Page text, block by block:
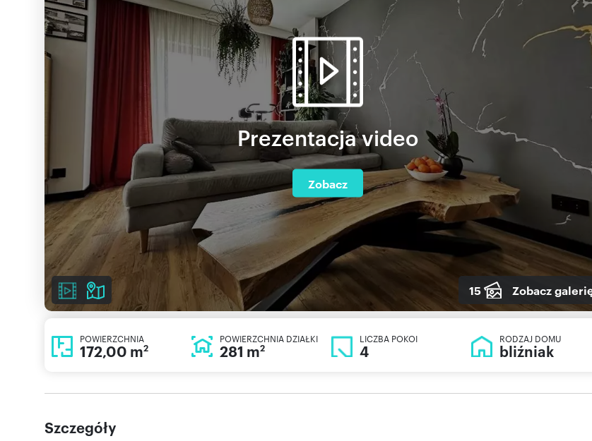
Prezentacja video
Zobacz
15 Zobacz
POWIERZCHNIA
172,00 m2
POWIERZCHNIA DZIAŁKI
281 m2
LICZBA POKOI
4
RODZAJ DOMU
bliźniak
Szczegóły